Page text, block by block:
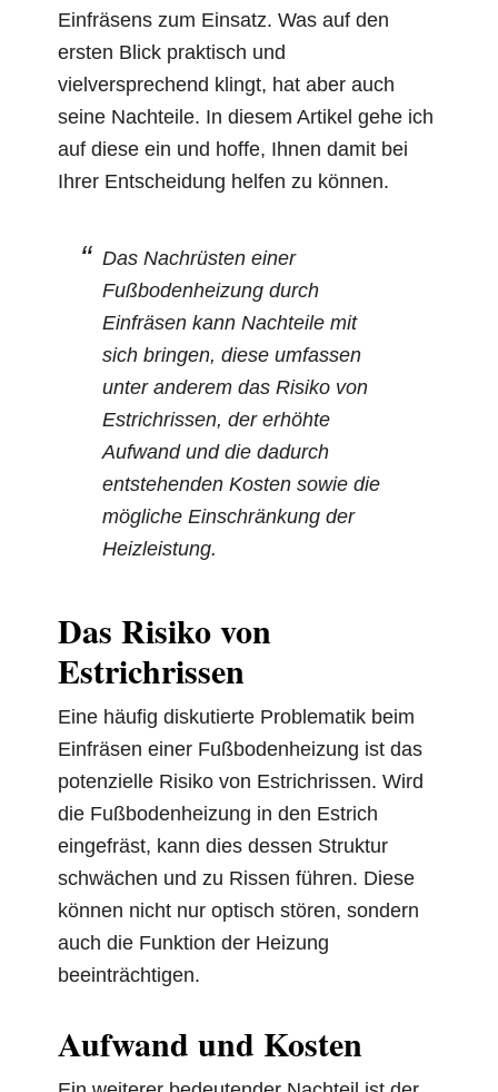
Einfräsens zum Einsatz. Was auf den
ersten Blick praktisch und
vielversprechend klingt, hat aber auch
seine Nachteile. In diesem Artikel gehe ich
auf diese ein und hoffe, Ihnen damit bei
Ihrer Entscheidung helfen zu können.
Das Nachrüsten einer
Fußbodenheizung durch
Einfräsen kann Nachteile mit
sich bringen, diese umfassen
unter anderem das Risiko von
Estrichrissen, der erhöhte
Aufwand und die dadurch
entstehenden Kosten sowie die
mögliche Einschränkung der
Heizleistung.
Das Risiko von
Estrichrissen
Eine häufig diskutierte Problematik beim
Einfräsen einer Fußbodenheizung ist das
potenzielle Risiko von Estrichrissen. Wird
die Fußbodenheizung in den Estrich
eingefräst, kann dies dessen Struktur
schwächen und zu Rissen führen. Diese
können nicht nur optisch stören, sondern
auch die Funktion der Heizung
beeinträchtigen.
Aufwand und Kosten